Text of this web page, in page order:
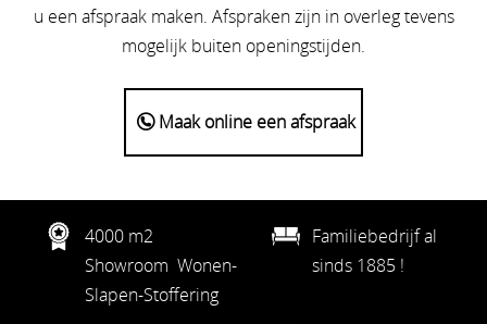
u een afspraak maken. Afspraken zijn in overleg tevens
mogelijk buiten openingstijden.
Maak online een afspraak
4000 m2
Showroom Wonen-
Slapen-Stoffering
Familiebedrijf al
sinds 1885 !